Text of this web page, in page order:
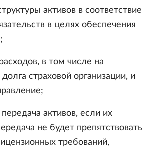
активов в соответствие
в целях обеспечения
в том числе на
страховой организации, и
активов, если их
не будет препятствовать
требований,